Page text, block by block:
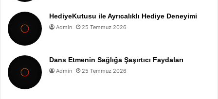
HediyeKutusu ile Ayrıcalıklı Hediye Deneyimi
Admin 25 Temmuz 2026
Dans Etmenin Sağlığa Şaşırtıcı Faydaları
Admin 25 Temmuz 2026